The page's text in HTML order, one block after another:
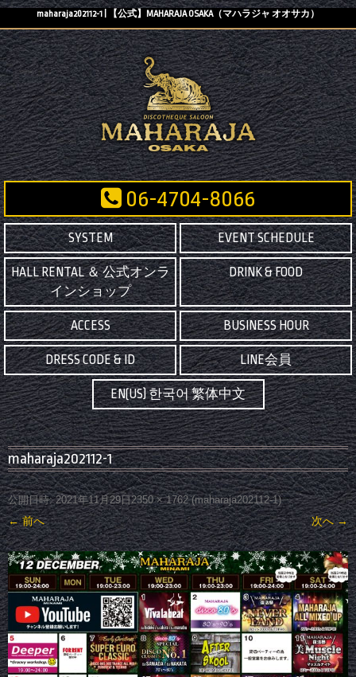
maharaja202112-1 | 【公式】MAHARAJA OSAKA（マハラジャ オオサカ）
06-4704-8066
SYSTEM EVENT SCHEDULE
HALL RENTAL ＆ 公式オンラ
インショップ
DRINK & FOOD
ACCESS BUSINESS HOUR
DRESS CODE & ID LINE会員
EN(US) 한국어 繁体中文
maharaja202112-1
公開日時: 2021年11月29日2350 × 1762(maharaja202112-1)
← 前へ 次へ →